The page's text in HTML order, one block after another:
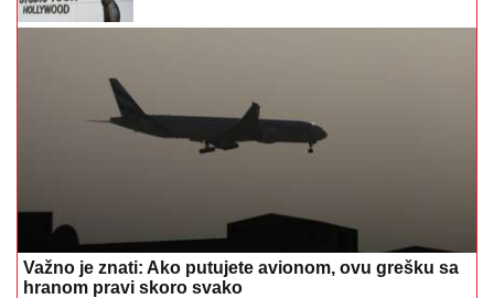
Važno je znati: Ako putujete avionom, ovu grešku sa
hranom pravi skoro svako